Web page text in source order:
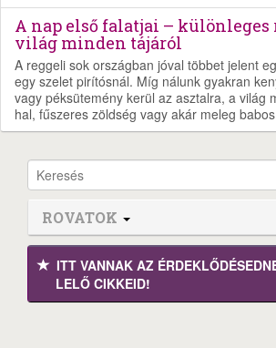
A nap első falatjai – különleges
világ minden tájáról
A reggeli sok országban jóval többet jelent
egy szelet pirítósnál. Míg nálunk gyakran
vagy péksütemény kerül az asztalra, a világ
hal, fűszeres zöldség vagy akár meleg
ROVATOK
ITT VANNAK AZ
LELŐ CIKKEID!